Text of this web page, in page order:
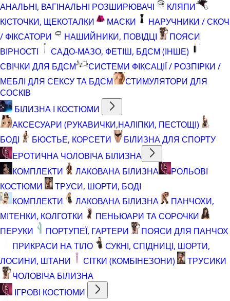
АНАЛЬНІ, ВАГІНАЛЬНІ РОЗШИРЮВАЧІ
КЛЯПИ
КІСТОЧКИ, ЩЕКОТАЛКИ
МАСКИ
НАРУЧНИКИ / СКОЧ
/ ФІКСАТОРИ
НАШИЙНИКИ, ПОВІДЦІ
ПОЯСИ
ВІРНОСТІ
САДО-МАЗО, ФЕТІШ, БДСМ (ІНШЕ)
СВІЧКИ ДЛЯ БДСМ
СИСТЕМИ ФІКСАЦІЇ / РОЗПІРКИ /
МЕБЛІ ДЛЯ СЕКСУ ТА БДСМ
СТИМУЛЯТОРИ ДЛЯ
СОСКІВ
БІЛИЗНА І КОСТЮМИ
АКСЕСУАРИ (РУКАВИЧКИ,НАЛІПКИ, ПЕСТОЩІ)
БОДІ
БЮСТЬЕ, КОРСЕТИ
БІЛИЗНА ДЛЯ СПОРТУ
ЕРОТИЧНА ЧОЛОВІЧА БІЛИЗНА
КОМПЛЕКТИ
ЛАКОВАНА БІЛИЗНА
РОЛЬОВІ
КОСТЮМИ
ТРУСИ, ШОРТИ, БОДІ
КОМПЛЕКТИ
ЛАКОВАНА БІЛИЗНА
ПАНЧОХИ,
МІТЕНКИ, КОЛГОТКИ
ПЕНЬЮАРИ ТА СОРОЧКИ
ПЕРУКИ
ПОРТУПЕЇ, ГАРТЕРИ
ПОЯСИ ДЛЯ ПАНЧОХ
ПРИКРАСИ НА ТІЛО
СУКНІ, СПІДНИЦІ, ШОРТИ,
ЛОСИНИ, ШТАНИ
СІТКИ (КОМБІНЕЗОНИ)
ТРУСИКИ
ЧОЛОВІЧА БІЛИЗНА
ІГРОВІ КОСТЮМИ